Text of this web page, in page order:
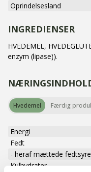
Oprindelsesland
INGREDIENSER
HVEDEMEL,
enzym (lipase)).
Hvedemel Færdig
Energi
Fedt
- heraf mættede
Kulhydrater